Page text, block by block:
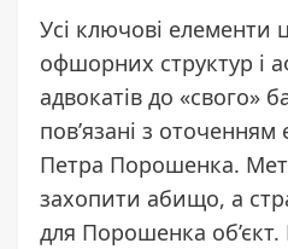
Усі ключові елементи
офшорних структур і
адвокатів до «свого»
пов’язані з оточенням
Петра Порошенка.
захопити абищо, а
для Порошенка